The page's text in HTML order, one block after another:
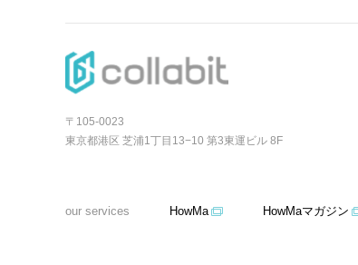
〒105-0023
東京都港区 芝浦1丁目13−10 第3東運ビル 8F
our services HowMa HowMaマガジン